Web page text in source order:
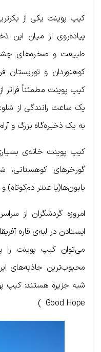
کیپ پوینت یکی از
پیاده‌روی از میان این
طبیعت و صخره‌های
کوهنوردان و
کیپ پوینت مطمئناً فراتر
یک ساعت رانندگی از
به یک ذخیره‌گاه بزرگ و
کیپ پوینت خانه‌ی
گورخرهای کوهستانی،
بابون‌ها(یا عنتر
امروزه گردشگران از
ایستادن در لبه‌ی قاره
می‌توان کیپ پوینت را
محبوب‌ترین جاذبه‌های
Good Hope )